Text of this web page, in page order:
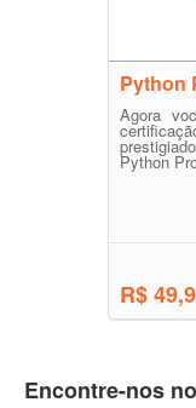
Python
Agora
Python
R$
Encontre-nos